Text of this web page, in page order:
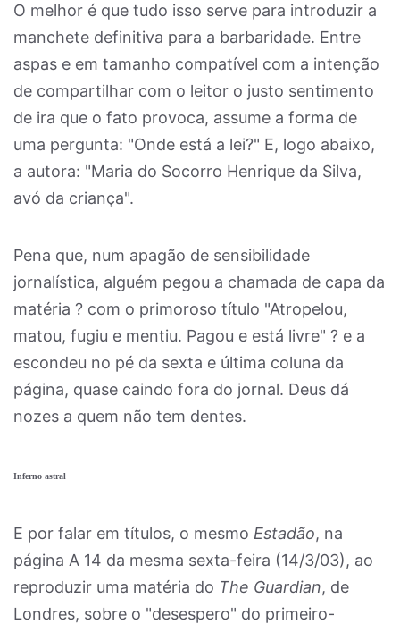
O melhor é que tudo isso serve para introduzir a
manchete definitiva para a barbaridade. Entre
aspas e em tamanho compatível com a intenção
de compartilhar com o leitor o justo sentimento
de ira que o fato provoca, assume a forma de
uma pergunta: "Onde está a lei?" E, logo abaixo,
a autora: "Maria do Socorro Henrique da Silva,
avó da criança".
Pena que, num apagão de sensibilidade
jornalística, alguém pegou a chamada de capa da
matéria ? com o primoroso título "Atropelou,
matou, fugiu e mentiu. Pagou e está livre" ? e a
escondeu no pé da sexta e última coluna da
página, quase caindo fora do jornal. Deus dá
nozes a quem não tem dentes.
Inferno astral
E por falar em títulos, o mesmo Estadão, na
página A 14 da mesma sexta-feira (14/3/03), ao
reproduzir uma matéria do The Guardian, de
Londres, sobre o "desespero" do primeiro-